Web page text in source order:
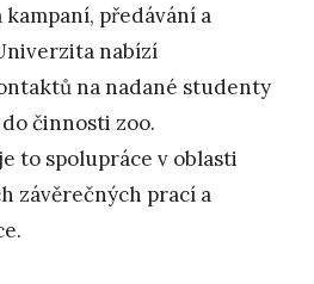
předávání a
nabízí
na nadané studenty
činnosti zoo.
to spolupráce v oblasti
závěrečných prací a